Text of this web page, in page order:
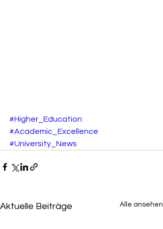
#Higher_Education
#Academic_Excellence
#University_News
Aktuelle Beiträge Alle ansehen